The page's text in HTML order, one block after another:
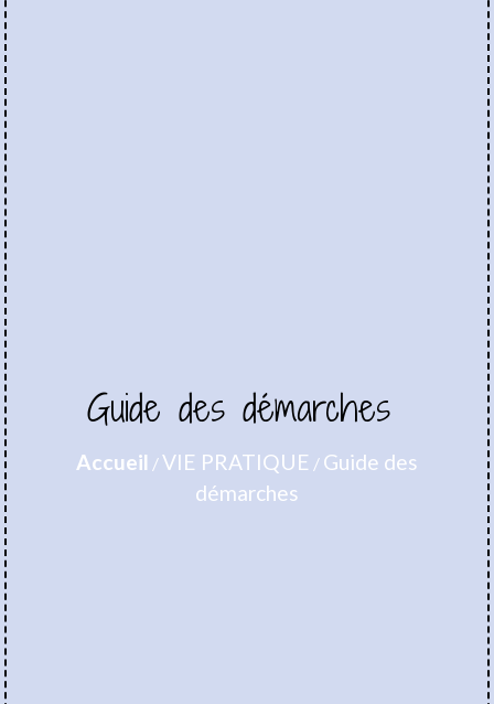
Guide des démarches
Accueil /VIE PRATIQUE / Guide des
démarches